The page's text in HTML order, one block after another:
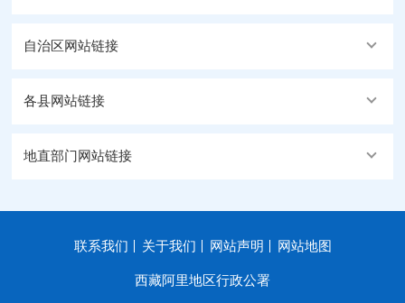
自治区网站链接
各县网站链接
地直部门网站链接
联系我们 关于我们 网站声明 网站地图
西藏阿里地区行政公署